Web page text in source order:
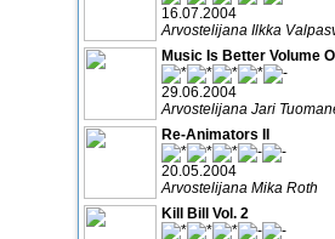
16.07.2004
Arvostelijana Ilkka
Music Is Better Volume
29.06.2004
Arvostelijana Jari
Re-Animators II
20.05.2004
Arvostelijana Mika Roth
Kill Bill Vol. 2